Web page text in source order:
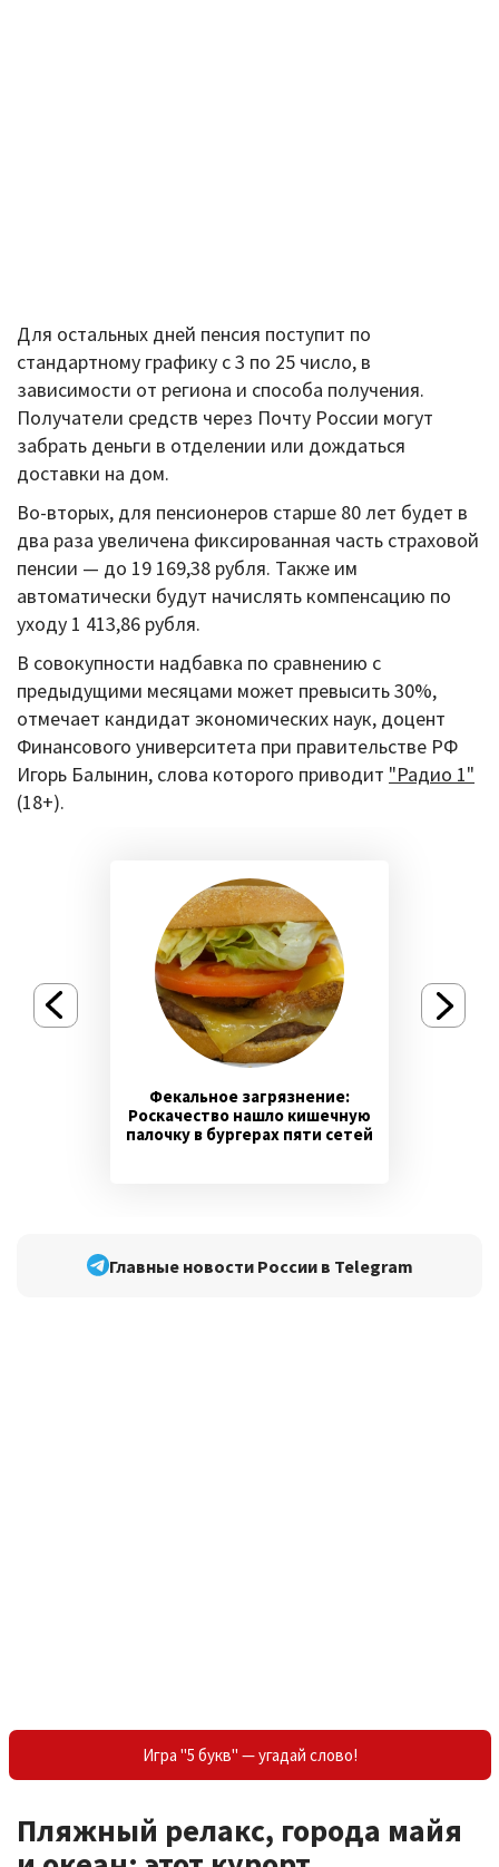
Для остальных дней пенсия поступит по
стандартному графику с 3 по 25 число, в
зависимости от региона и способа получения.
Получатели средств через Почту России могут
забрать деньги в отделении или дождаться
доставки на дом.
Во-вторых, для пенсионеров старше 80 лет будет в
два раза увеличена фиксированная часть страховой
пенсии — до 19 169,38 рубля. Также им
автоматически будут начислять компенсацию по
уходу 1 413,86 рубля.
В совокупности надбавка по сравнению с
предыдущими месяцами может превысить 30%,
отмечает кандидат экономических наук, доцент
Финансового университета при правительстве РФ
Игорь Балынин, слова которого приводит "Радио 1"
(18+).
Фекальное загрязнение:
Роскачество нашло кишечную
палочку в бургерах пяти сетей
Главные новости России в Telegram
Игра "5 букв" — угадай слово!
Пляжный релакс, города майя